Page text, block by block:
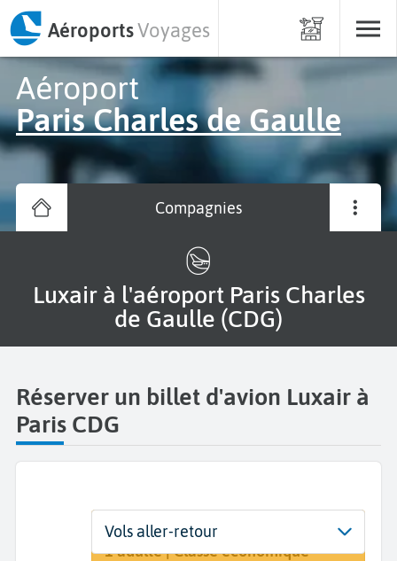
AéroportsVoyages
Aéroport
Paris Charles de Gaulle
Compagnies
Luxair à l'aéroport Paris Charles
de Gaulle (CDG)
Réserver un billet d'avion Luxair à
Paris CDG
Départ
Paris Charles de Gaulle (CDG)
Dates
Dates de votre voyage
Voyageurs | Classe
1 adulte | Classe économique
Vols aller-retour